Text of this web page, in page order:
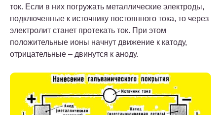
ток. Если в них погружать металлические электроды,
подключенные к источнику постоянного тока, то через
электролит станет протекать ток. При этом
положительные ионы начнут движение к катоду,
отрицательные – двинутся к аноду.